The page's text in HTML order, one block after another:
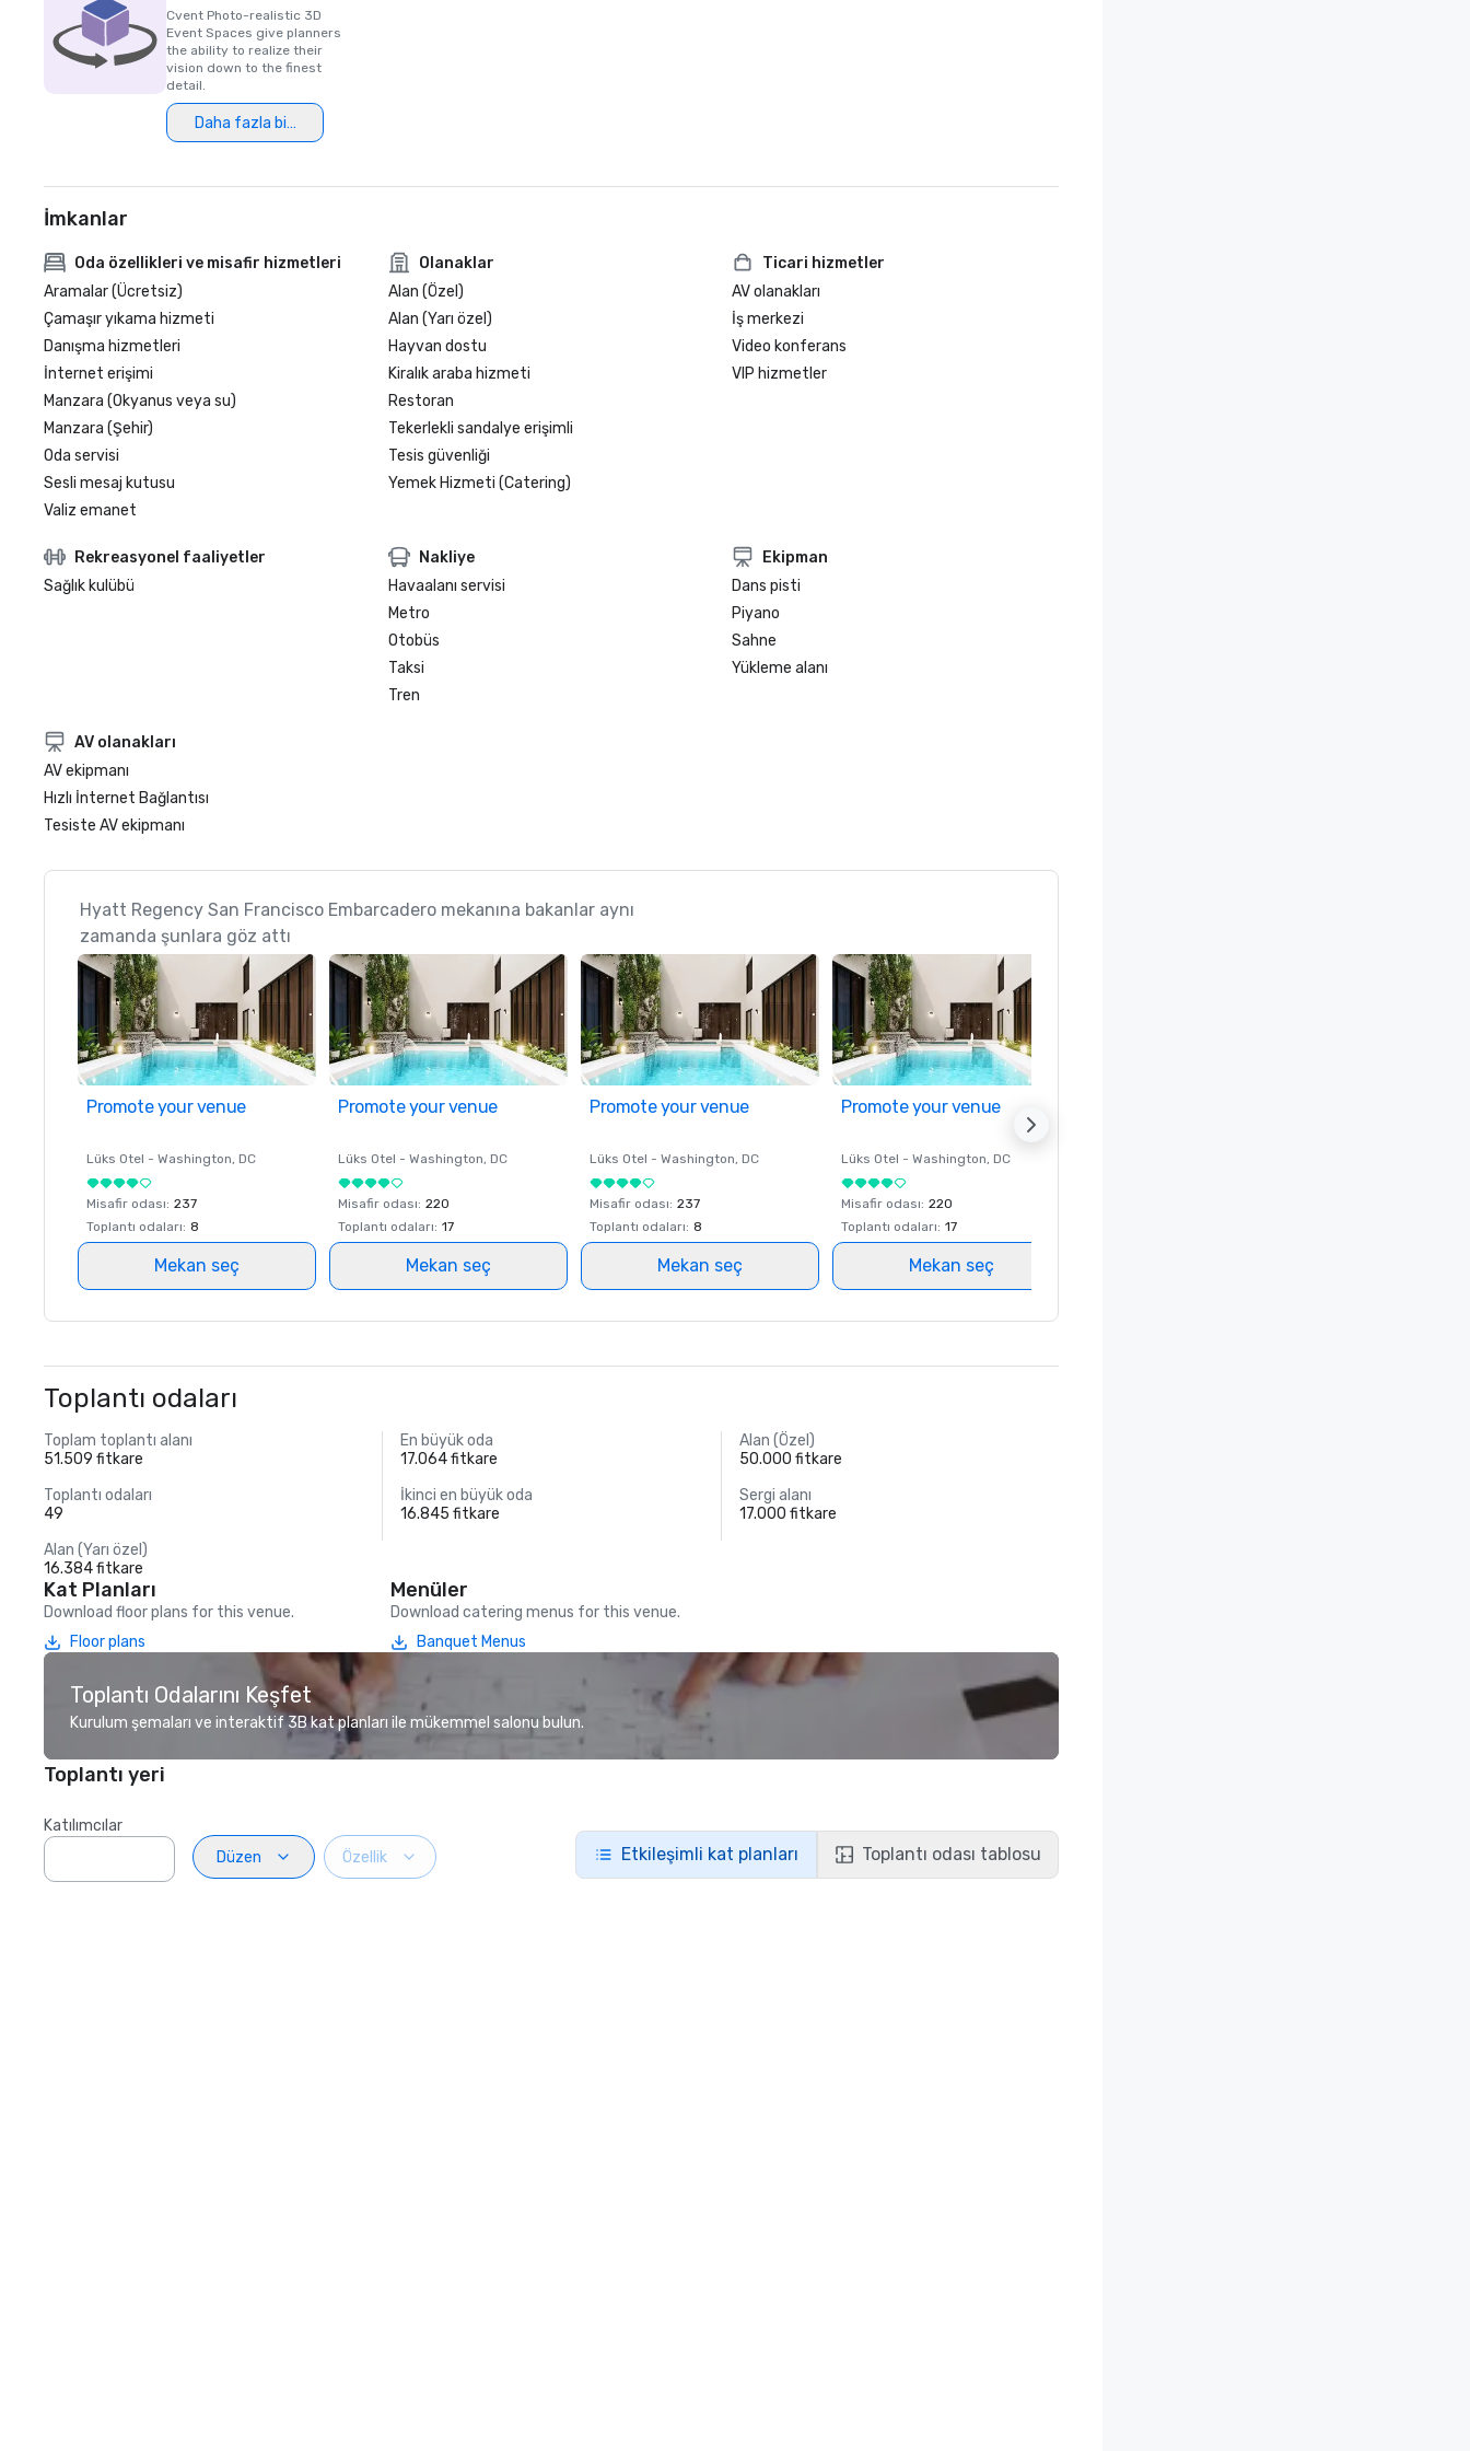
Cvent Photo-realistic 3D
Event Spaces give planners
the ability to realize their
vision down to the finest
detail.
Daha fazla bilgi
İmkanlar
Oda özellikleri ve misafir hizmetleri
Aramalar (Ücretsiz)
Çamaşır yıkama hizmeti
Danışma hizmetleri
İnternet erişimi
Manzara (Okyanus veya su)
Manzara (Şehir)
Oda servisi
Sesli mesaj kutusu
Valiz emanet
Olanaklar
Alan (Özel)
Alan (Yarı özel)
Hayvan dostu
Kiralık araba hizmeti
Restoran
Tekerlekli sandalye erişimli
Tesis güvenliği
Yemek Hizmeti (Catering)
Ticari hizmetler
AV olanakları
İş merkezi
Video konferans
VIP hizmetler
Rekreasyonel faaliyetler
Sağlık kulübü
Nakliye
Havaalanı servisi
Metro
Otobüs
Taksi
Tren
Ekipman
Dans pisti
Piyano
Sahne
Yükleme alanı
AV olanakları
AV ekipmanı
Hızlı İnternet Bağlantısı
Tesiste AV ekipmanı
Hyatt Regency San Francisco Embarcadero mekanına bakanlar aynı
zamanda şunlara göz attı
Promote your venue
Lüks Otel - Washington, DC
Misafir odası: 237
Toplantı odaları: 8
Mekan seç
Promote your venue
Lüks Otel - Washington, DC
Misafir odası: 220
Toplantı odaları: 17
Mekan seç
Promote your venue
Lüks Otel - Washington, DC
Misafir odası: 237
Toplantı odaları: 8
Mekan seç
Promote your venue
Lüks Otel - Washington, DC
Misafir odası: 220
Toplantı odaları: 17
Mekan seç
Toplantı odaları
Toplam toplantı alanı
51.509 fitkare
En büyük oda
17.064 fitkare
Alan (Özel)
50.000 fitkare
Toplantı odaları
49
İkinci en büyük oda
16.845 fitkare
Sergi alanı
17.000 fitkare
Alan (Yarı özel)
16.384 fitkare
Kat Planları
Download floor plans for this venue.
Floor plans
Menüler
Download catering menus for this venue.
Banquet Menus
Toplantı Odalarını Keşfet
Kurulum şemaları ve interaktif 3B kat planları ile mükemmel salonu bulun.
Toplantı yeri
Katılımcılar
Düzen
Özellik Etkileşimli kat planları Toplantı odası tablosu